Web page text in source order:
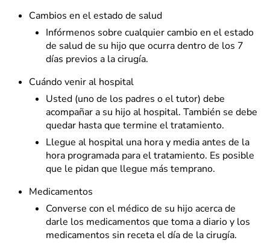
Cambios en el estado de salud
Infórmenos sobre cualquier cambio en el estado
de salud de su hijo que ocurra dentro de los 7
días previos a la cirugía.
Cuándo venir al hospital
Usted (uno de los padres o el tutor) debe
acompañar a su hijo al hospital. También se debe
quedar hasta que termine el tratamiento.
Llegue al hospital una hora y media antes de la
hora programada para el tratamiento. Es posible
que le pidan que llegue más temprano.
Medicamentos
Converse con el médico de su hijo acerca de
darle los medicamentos que toma a diario y los
medicamentos sin receta el día de la cirugía.